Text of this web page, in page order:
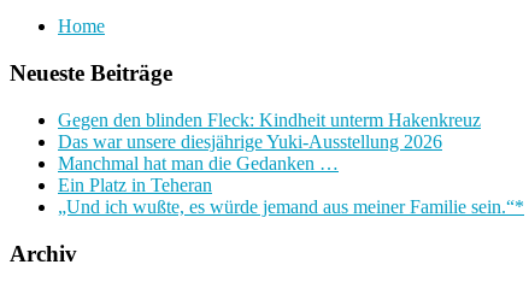
Home
Neueste Beiträge
Gegen den blinden Fleck: Kindheit unterm Hakenkreuz
Das war unsere diesjährige Yuki-Ausstellung 2026
Manchmal hat man die Gedanken …
Ein Platz in Teheran
„Und ich wußte, es würde jemand aus meiner Familie sein.“*
Archiv